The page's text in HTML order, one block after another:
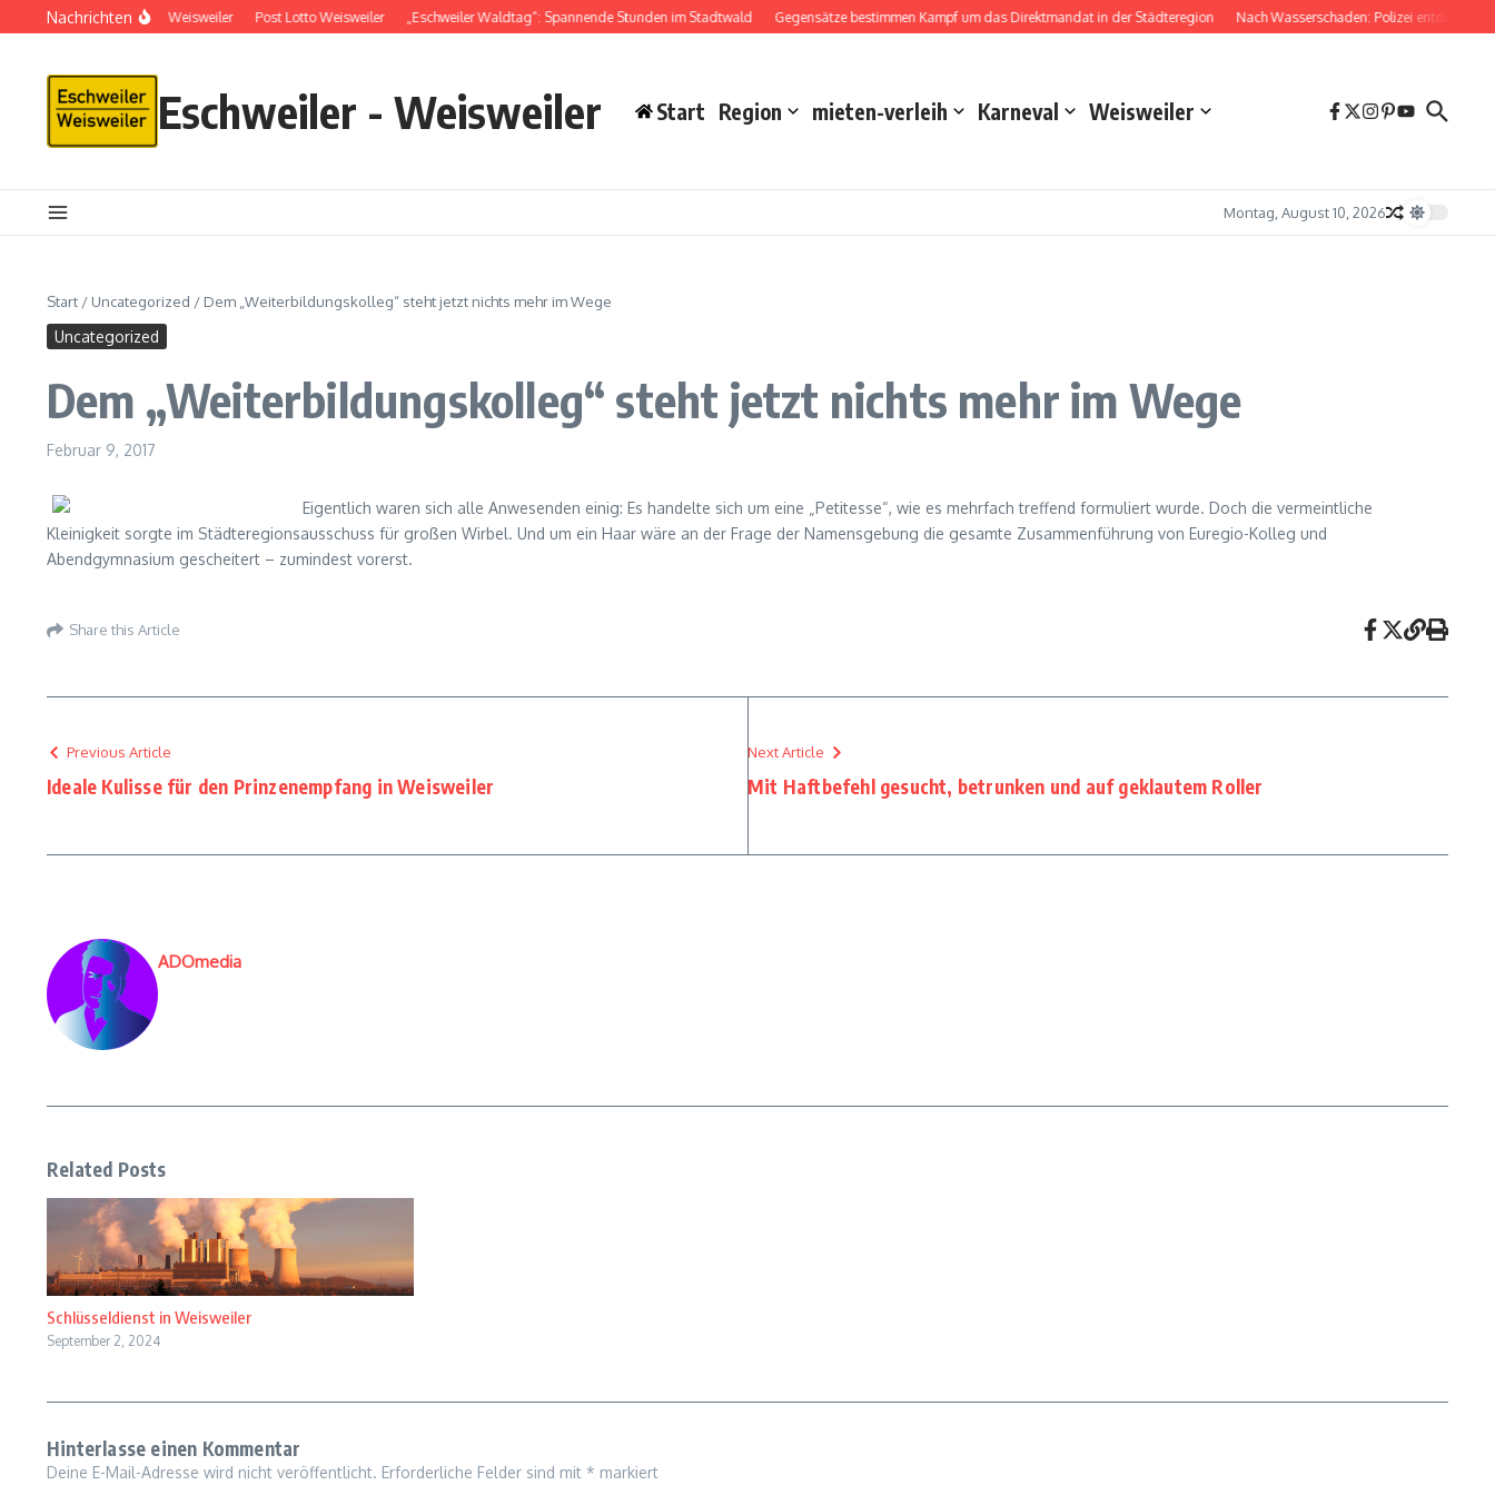
Nachrichten
Schlüsseldienst in Weisweiler Post Lotto Weisweiler „Eschweiler Waldtag“: Spannende Stunden im Stadtwald Gegensätze bestimmen Kampf um das Direktmandat in der Städteregion Nach Wasserschaden: Polizei entdeckt
Eschweiler - Weisweiler Start Region mieten-verleih Karneval Weisweiler
Montag, August 10, 2026
Start / Uncategorized / Dem „Weiterbildungskolleg“ steht jetzt nichts mehr im Wege
Uncategorized
Dem „Weiterbildungskolleg“ steht jetzt nichts mehr im Wege
Februar 9, 2017
Eigentlich waren sich alle Anwesenden einig: Es handelte sich um eine „Petitesse“, wie es mehrfach treffend formuliert wurde. Doch die vermeintliche
Kleinigkeit sorgte im Städteregionsausschuss für großen Wirbel. Und um ein Haar wäre an der Frage der Namensgebung die gesamte Zusammenführung von Euregio-Kolleg und
Abendgymnasium gescheitert – zumindest vorerst.
Share this Article
Previous Article
Ideale Kulisse für den Prinzenempfang in Weisweiler
Next Article
Mit Haftbefehl gesucht, betrunken und auf geklautem Roller
ADOmedia
Related Posts
Schlüsseldienst in Weisweiler
September 2, 2024
Hinterlasse einen Kommentar
Deine E-Mail-Adresse wird nicht veröffentlicht. Erforderliche Felder sind mit * markiert